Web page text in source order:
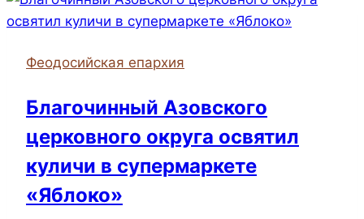
Феодосийская епархия
Благочинный Азовского
церковного округа освятил
куличи в супермаркете
«Яблоко»